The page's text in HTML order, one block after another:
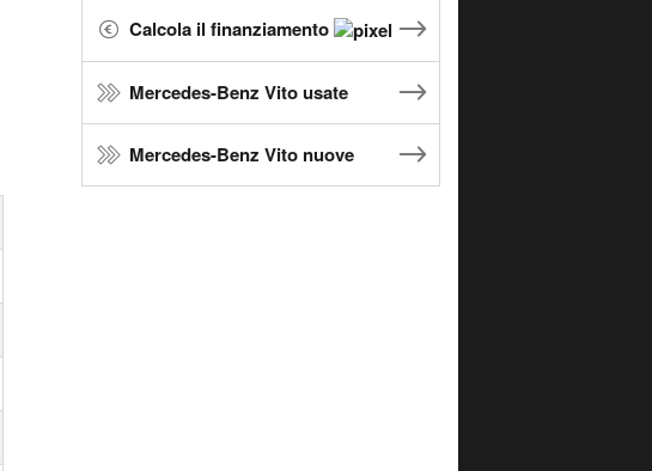
Calcola il finanziamento
Mercedes-Benz Vito usate
Mercedes-Benz Vito nuove